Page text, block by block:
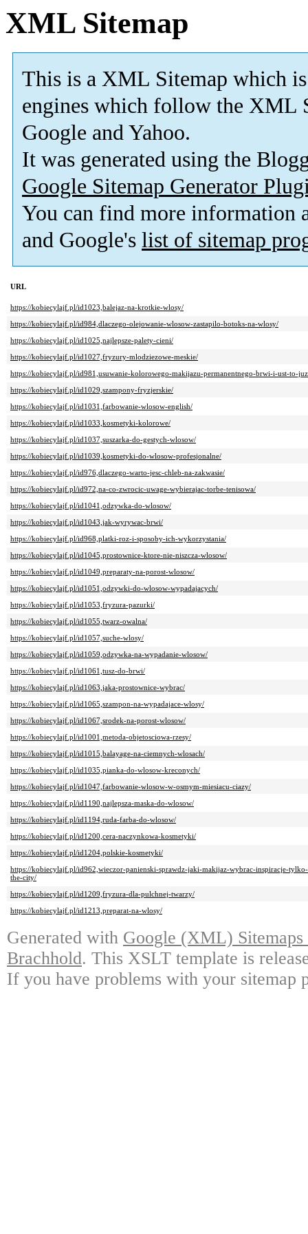
XML Sitemap
This is a XML Sitemap which is
engines which follow the XML
Google and Yahoo.
It was generated using the
Google Sitemap Generator
You can find more information
and Google's list of sitemap
URL
https://kobiecylajf.pl/id1023,balejaz-na-krotkie-wlosy/
https://kobiecylajf.pl/id984,dlaczego-olejowanie-wlosow-zastapilo-botoks-na-wlosy/
https://kobiecylajf.pl/id1025,najlepsze-palety-cieni/
https://kobiecylajf.pl/id1027,fryzury-mlodziezowe-meskie/
https://kobiecylajf.pl/id981,usuwanie-kolorowego-makijazu-permanentnego-brwi-i-ust-to-
https://kobiecylajf.pl/id1029,szampony-fryzjerskie/
https://kobiecylajf.pl/id1031,farbowanie-wlosow-english/
https://kobiecylajf.pl/id1033,kosmetyki-kolorowe/
https://kobiecylajf.pl/id1037,suszarka-do-gestych-wlosow/
https://kobiecylajf.pl/id1039,kosmetyki-do-wlosow-profesjonalne/
https://kobiecylajf.pl/id976,dlaczego-warto-jesc-chleb-na-zakwasie/
https://kobiecylajf.pl/id972,na-co-zwrocic-uwage-wybierajac-torbe-tenisowa/
https://kobiecylajf.pl/id1041,odzywka-do-wlosow/
https://kobiecylajf.pl/id1043,jak-wyrywac-brwi/
https://kobiecylajf.pl/id968,platki-roz-i-sposoby-ich-wykorzystania/
https://kobiecylajf.pl/id1045,prostownice-ktore-nie-niszcza-wlosow/
https://kobiecylajf.pl/id1049,preparaty-na-porost-wlosow/
https://kobiecylajf.pl/id1051,odzywki-do-wlosow-wypadajacych/
https://kobiecylajf.pl/id1053,fryzura-pazurki/
https://kobiecylajf.pl/id1055,twarz-owalna/
https://kobiecylajf.pl/id1057,suche-wlosy/
https://kobiecylajf.pl/id1059,odzywka-na-wypadanie-wlosow/
https://kobiecylajf.pl/id1061,tusz-do-brwi/
https://kobiecylajf.pl/id1063,jaka-prostownice-wybrac/
https://kobiecylajf.pl/id1065,szampon-na-wypadajace-wlosy/
https://kobiecylajf.pl/id1067,srodek-na-porost-wlosow/
https://kobiecylajf.pl/id1001,metoda-objetosciowa-rzesy/
https://kobiecylajf.pl/id1015,balayage-na-ciemnych-wlosach/
https://kobiecylajf.pl/id1035,pianka-do-wlosow-kreconych/
https://kobiecylajf.pl/id1047,farbowanie-wlosow-w-osmym-miesiacu-ciazy/
https://kobiecylajf.pl/id1190,najlepsza-maska-do-wlosow/
https://kobiecylajf.pl/id1194,ruda-farba-do-wlosow/
https://kobiecylajf.pl/id1200,cera-naczynkowa-kosmetyki/
https://kobiecylajf.pl/id1204,polskie-kosmetyki/
https://kobiecylajf.pl/id962,wieczor-panienski-sprawdz-jaki-makijaz-wybrac-inspiracje-
the-city/
https://kobiecylajf.pl/id1209,fryzura-dla-pulchnej-twarzy/
https://kobiecylajf.pl/id1213,preparat-na-wlosy/
Generated with Google (XML)
Brachhold. This XSLT template is
If you have problems with your sitemap